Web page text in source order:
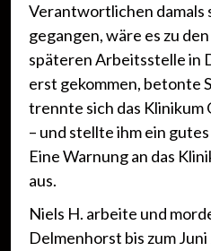
Verantwortlichen damals
gegangen, wäre es zu
späteren Arbeitsstelle in
erst gekommen, betonte
trennte sich das
– und stellte ihm ein
Eine Warnung an das
aus.
Niels H. arbeite und
Delmenhorst bis zum